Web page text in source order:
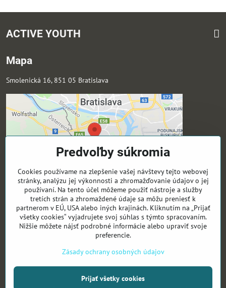
ACTIVE YOUTH
Mapa
Smolenická 16, 851 05 Bratislava
Sledujte nás
Activeyouthsk -Ig
©2026Copyright
Predvoľby súkromia
Cookies používame na zlepšenie vašej návštevy tejto webovej
stránky, analýzu jej výkonnosti a zhromažďovanie údajov o jej
používaní. Na tento účel môžeme použiť nástroje a služby
tretích strán a zhromaždené údaje sa môžu preniesť k
partnerom v EÚ, USA alebo iných krajinách. Kliknutím na „Prijať
všetky cookies“ vyjadrujete svoj súhlas s týmto spracovaním.
Nižšie môžete nájsť podrobné informácie alebo upraviť svoje
preferencie.
Zásady ochrany osobných údajov
Prijať všetky cookies